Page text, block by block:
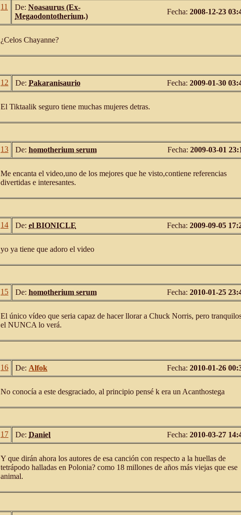
11 De: Noasaurus (Ex-
Megaodontotherium.)
Fecha: 2008-12-23
¿Celos Chayanne?
12 De: Pakaranisaurio Fecha: 2009-01-30
El Tiktaalik seguro tiene muchas mujeres detras.
13 De: homotherium serum Fecha: 2009-03-01
Me encanta el video,uno de los mejores que he visto,contiene referencias
divertidas e interesantes.
14 De: el BIONICLE Fecha: 2009-09-05
yo ya tiene que adoro el video
15 De: homotherium serum Fecha: 2010-01-25
El único vídeo que seria capaz de hacer llorar a Chuck Norris, pero
el NUNCA lo verá.
16 De: Alfok Fecha: 2010-01-26
No conocía a este desgraciado, al principio pensé k era un Acanthostega
17 De: Daniel Fecha: 2010-03-27
Y que dirán ahora los autores de esa canción con respecto a la huellas de
tetrápodo halladas en Polonia? como 18 millones de años más viejas que ese
animal.